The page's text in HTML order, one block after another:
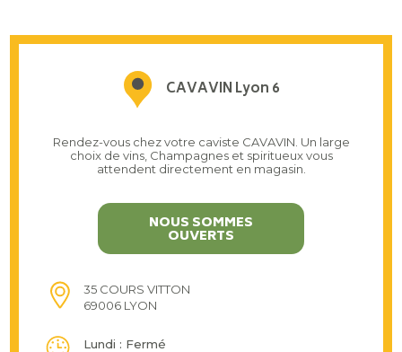
CAVAVIN Lyon 6
Rendez-vous chez votre caviste CAVAVIN. Un large
choix de vins, Champagnes et spiritueux vous
attendent directement en magasin.
NOUS SOMMES
OUVERTS
35 COURS VITTON
69006 LYON
Lundi : Fermé